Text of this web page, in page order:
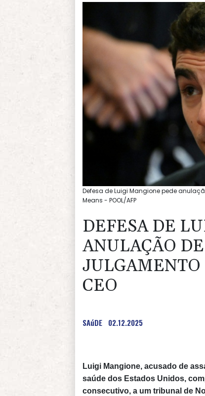
Defesa de Luigi Mangione pede
Means - POOL/AFP
DEFESA DE
ANULAÇÃO
JULGAMENTO
CEO
SAúDE 02.12.2025
Luigi Mangione, acusado de
saúde dos Estados Unidos,
consecutivo, a um tribunal de